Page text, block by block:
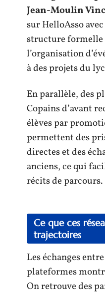
Jean-Moulin
sur HelloAsso
structure formelle
l’organisation
à des projets du
En parallèle, des
Copains d’avant
élèves par
permettent des
directes et des
anciens, ce qui
récits de parcours.
Ce que ces
trajectoires
Les échanges
plateformes
On retrouve des